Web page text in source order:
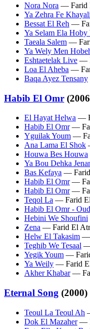
Nora Nora — Farid
Ya Zehra Fe Khayali
Bessat El Reh —
Ya Selam Ela Hoby
Taeala Salem —
Ya Wely Men
Eshtaetelak Live —
Loa El Aheba —
Baqa Ayez Tensany
Habib El Omr
El Hayat Helwa —
Habib El Omr—
Yguilak Youm —
Ana Lama El Shok
Houwa Bes Houwa
Ya Bou Dehka
Bas Kefaya — Farid
Habib El Omr—
Habib El Omr—
Teqol La — Farid
Habib El Omr - Oud
Hebini We Shoufini
Zena — Farid El
Helw El Takasim —
Teghib We Tesaal —
Yegik Youm —
Ya Weily — Farid
Akher Khabar—
Eternal Song (2000)
Teoul La Teoul Ah
Dok El Mazaher—